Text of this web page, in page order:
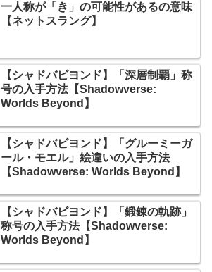
一人称が「き」の可能性があるの意味
【ネットスラング】
【シャドバビヨンド】「深層制覇」称
号の入手方法【Shadowverse:
Worlds Beyond】
【シャドバビヨンド】「グルーミーガ
ール・モエル」絵違いの入手方法
【Shadowverse: Worlds Beyond】
【シャドバビヨンド】「鍛錬の軌跡」
称号の入手方法【Shadowverse:
Worlds Beyond】